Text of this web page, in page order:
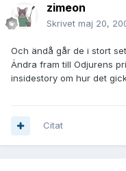
zimeon
Skrivet maj 20,
Och ändå går de i stort
Ändra fram till Odjurens
insidestory om hur det
Citat